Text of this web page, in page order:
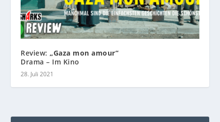
Review:„Gaza mon amour“
Drama – Im Kino
28. Juli 2021